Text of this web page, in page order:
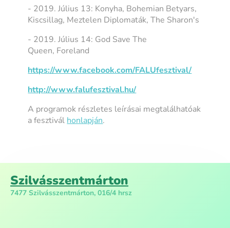
- 2019. Július 13: Konyha, Bohemian Betyars,
Kiscsillag, Meztelen Diplomaták, The Sharon's
- 2019. Július 14: God Save The
Queen, Foreland
https://www.facebook.com/FALUfesztival/
http://www.falufesztival.hu/
A programok részletes leírásai megtalálhatóak
a fesztivál honlapján.
Szilvásszentmárton
7477 Szilvásszentmárton, 016/4 hrsz